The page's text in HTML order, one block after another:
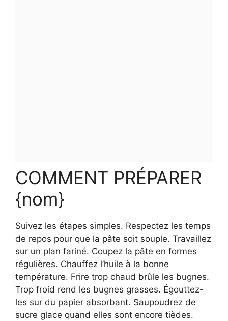
COMMENT PRÉPARER
{nom}
Suivez les étapes simples. Respectez les temps
de repos pour que la pâte soit souple. Travaillez
sur un plan fariné. Coupez la pâte en formes
régulières. Chauffez l’huile à la bonne
température. Frire trop chaud brûle les bugnes.
Trop froid rend les bugnes grasses. Égouttez-
les sur du papier absorbant. Saupoudrez de
sucre glace quand elles sont encore tièdes.